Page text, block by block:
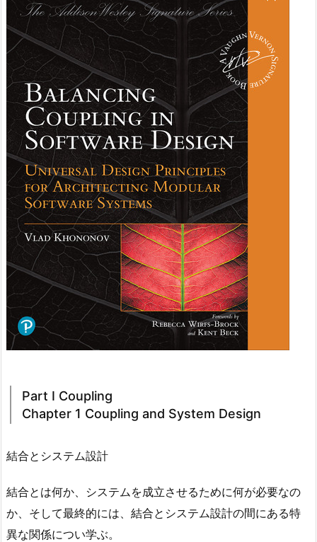
Part I Coupling
Chapter 1 Coupling and System Design
結合とシステム設計
結合とは何か、システムを成立させるために何が必要なの
か、そして最終的には、結合とシステム設計の間にある特
異な関係につい学ぶ。